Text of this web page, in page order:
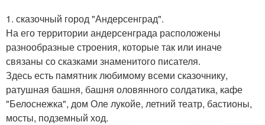
1. сказочный город "Андерсенград".
На его территории андерсенграда расположены
разнообразные строения, которые так или иначе
связаны со сказками знаменитого писателя.
Здесь есть памятник любимому всеми сказочнику,
ратушная башня, башня оловянного солдатика, кафе
"Белоснежка", дом Оле лукойе, летний театр, бастионы,
мосты, подземный ход.